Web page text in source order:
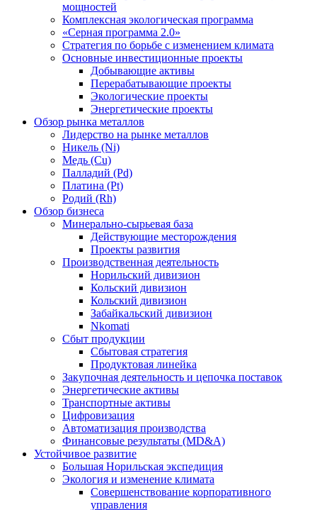
мощностей
Комплексная экологическая программа
«Серная программа 2.0»
Стратегия по борьбе с изменением климата
Основные инвестиционные проекты
Добывающие активы
Перерабатывающие проекты
Экологические проекты
Энергетические проекты
Обзор рынка металлов
Лидерство на рынке металлов
Никель (Ni)
Медь (Cu)
Палладий (Pd)
Платина (Pt)
Родий (Rh)
Обзор бизнеса
Минерально-сырьевая база
Действующие месторождения
Проекты развития
Производственная деятельность
Норильский дивизион
Кольский дивизион
Кольский дивизион
Забайкальский дивизион
Nkomati
Сбыт продукции
Сбытовая стратегия
Продуктовая линейка
Закупочная деятельность и цепочка поставок
Энергетические активы
Транспортные активы
Цифровизация
Автоматизация производства
Финансовые результаты (MD&A)
Устойчивое развитие
Большая Норильская экспедиция
Экология и изменение климата
Совершенствование корпоративного
управления